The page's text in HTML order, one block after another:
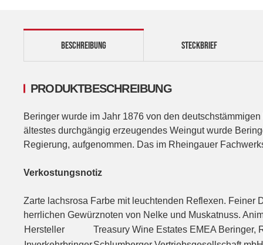
STECKBRIEF
BESCHREIBUNG
PRODUKTBESCHREIBUNG
Beringer wurde im Jahr 1876 von den
ältestes durchgängig erzeugendes Weingut wurde
Regierung, aufgenommen. Das im Rheingauer
Verkostungsnotiz
Zarte lachsrosa Farbe mit leuchtenden Reflexen. Feiner
herrlichen Gewürznoten von Nelke und Muskatnuss.
Hersteller
Treasury Wine Estates EMEA Beringer,